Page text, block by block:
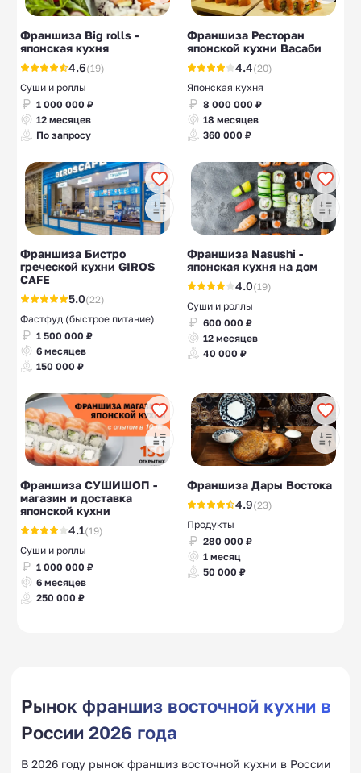
Франшиза Big rolls -
японская кухня
4.6(19)
Суши и роллы
1 000 000 ₽
12 месяцев
По запросу
Франшиза Ресторан
японской кухни Васаби
4.4(20)
Японская кухня
8 000 000 ₽
18 месяцев
360 000 ₽
Франшиза Бистро
греческой кухни GIROS
CAFE
5.0(22)
Фастфуд (быстрое питание)
1 500 000 ₽
6 месяцев
150 000 ₽
Франшиза Nasushi -
японская кухня на дом
4.0(19)
Суши и роллы
600 000 ₽
12 месяцев
40 000 ₽
Франшиза СУШИШОП -
магазин и доставка
японской кухни
4.1(19)
Суши и роллы
1 000 000 ₽
6 месяцев
250 000 ₽
Франшиза Дары Востока
4.9(23)
Продукты
280 000 ₽
1 месяц
50 000 ₽
Рынок франшиз восточной кухни в
России 2026 года
В 2026 году рынок франшиз восточной кухни в России